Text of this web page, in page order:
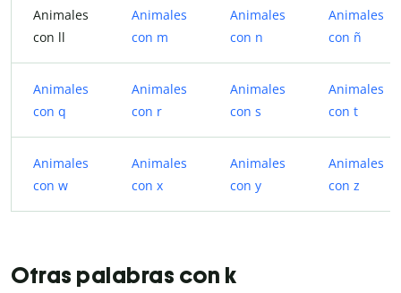
Animales
con ll
Animales
con m
Animales
con n
Animales
con ñ
Animales
con q
Animales
con r
Animales
con s
Animales
con t
Animales
con w
Animales
con x
Animales
con y
Animales
con z
Otras palabras con k